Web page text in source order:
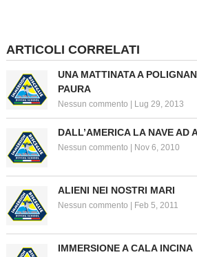
Nicola
ARTICOLI CORRELATI
UNA MATTINATA A
PAURA
Nessun commento | Lug 29, 2013
DALL’AMERICA LA NAVE AD
Nessun commento | Nov 6, 2010
ALIENI NEI NOSTRI MARI
Nessun commento | Feb 5, 2011
IMMERSIONE A CALA INCINA